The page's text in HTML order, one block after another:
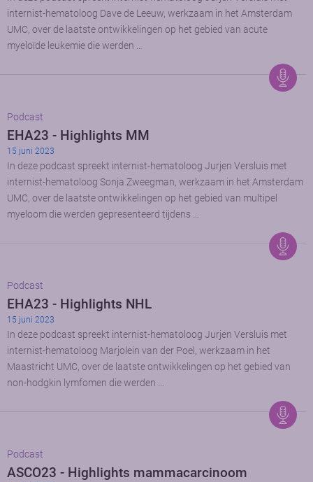
internist-hematoloog Dave de Leeuw, werkzaam in het Amsterdam
UMC, over de laatste ontwikkelingen op het gebied van acute
myeloïde leukemie die werden …
Podcast
EHA23 - Highlights MM
15 juni 2023
In deze podcast spreekt internist-hematoloog Jurjen Versluis met
internist-hematoloog Sonja Zweegman, werkzaam in het Amsterdam
UMC, over de laatste ontwikkelingen op het gebied van multipel
myeloom die werden gepresenteerd tijdens …
Podcast
EHA23 - Highlights NHL
15 juni 2023
In deze podcast spreekt internist-hematoloog Jurjen Versluis met
internist-hematoloog Marjolein van der Poel, werkzaam in het
Maastricht UMC, over de laatste ontwikkelingen op het gebied van
non-hodgkin lymfomen die werden …
Podcast
ASCO23 - Highlights mammacarcinoom